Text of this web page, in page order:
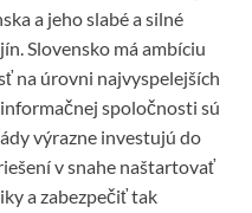
a jeho slabé a silné
Slovensko má ambíciu
na úrovni najvyspelejších
spoločnosti sú
výrazne investujú do
v snahe naštartovať
a zabezpečiť tak